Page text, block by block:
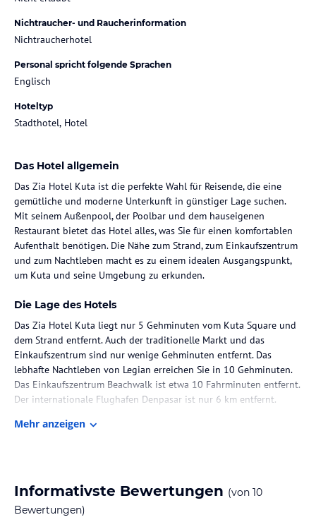
Nichtraucher- und Raucherinformation
Nichtraucherhotel
Personal spricht folgende Sprachen
Englisch
Hoteltyp
Stadthotel, Hotel
Das Hotel allgemein
Das Zia Hotel Kuta ist die perfekte Wahl für Reisende, die eine
gemütliche und moderne Unterkunft in günstiger Lage suchen.
Mit seinem Außenpool, der Poolbar und dem hauseigenen
Restaurant bietet das Hotel alles, was Sie für einen komfortablen
Aufenthalt benötigen. Die Nähe zum Strand, zum Einkaufszentrum
und zum Nachtleben macht es zu einem idealen Ausgangspunkt,
um Kuta und seine Umgebung zu erkunden.
Die Lage des Hotels
Das Zia Hotel Kuta liegt nur 5 Gehminuten vom Kuta Square und
dem Strand entfernt. Auch der traditionelle Markt und das
Einkaufszentrum sind nur wenige Gehminuten entfernt. Das
lebhafte Nachtleben von Legian erreichen Sie in 10 Gehminuten.
Das Einkaufszentrum Beachwalk ist etwa 10 Fahrminuten entfernt.
Der internationale Flughafen Denpasar ist nur 6 km entfernt.
Zimmer / Unterbringung im Hotel
Kabel-TV mit USB-Anschluss. Das private Badezimmer ist mit einer
Dusche aus gehärtetem Glas ausgestattet. Barrierefreie Zimmer
Mehr anzeigen
Informativste Bewertungen (von 10
Bewertungen)